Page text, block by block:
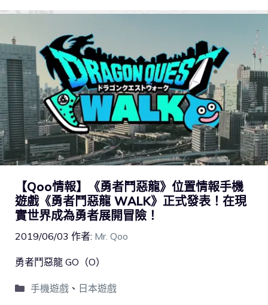
【Qoo情報】《勇者鬥惡龍》位置情報手機
遊戲《勇者鬥惡龍 WALK》正式發表！在現
實世界成為勇者展開冒險！
2019/06/03 作者: Mr. Qoo
勇者鬥惡龍 GO（O）
手機遊戲、 日本遊戲